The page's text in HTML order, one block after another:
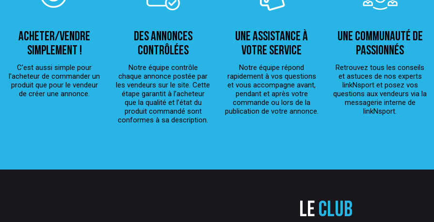
ACHETER/VENDRE
simplement !
C’est aussi simple pour
l’acheteur de commander un
produit que pour le vendeur
de créer une annonce.
Des annonces
contrôlées
Notre équipe contrôle
chaque annonce postée par
les vendeurs sur le site. Cette
étape garantit à l’acheteur
que la qualité et l’état du
produit commandé sont
conformes à sa description.
Une assistance à
votre service
Notre équipe répond
rapidement à vos questions
et vous accompagne avant,
pendant et après votre
commande ou lors de la
publication de votre annonce.
Une Communauté de
passionnés
Retrouvez tous les conseils
et astuces de nos experts
linkNsport et posez vos
questions aux vendeurs via la
messagerie interne de
linkNsport.
Le club